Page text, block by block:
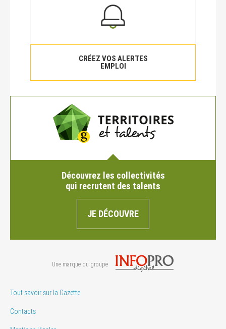
CRÉEZ VOS ALERTES
EMPLOI
Découvrez les collectivités
qui recrutent des talents
JE DÉCOUVRE
Une marque du groupe
Tout savoir sur la Gazette
Contacts